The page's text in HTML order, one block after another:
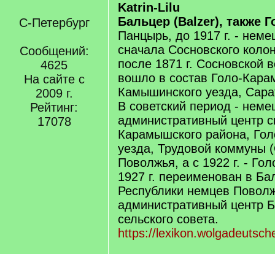
С-Петербург
Сообщений:
4625
На сайте с
2009 г.
Рейтинг:
17078
Katrin-Lilu
Бальцер (Balzer), также
Панцырь, до 1917 г. -
сначала Сосновского
после 1871 г. Сосновской
вошло в состав Голо-
Камышинского уезда,
В советский период -
административный центр
Карамышского района,
уезда, Трудовой коммуны
Поволжья, а с 1922 г. -
1927 г. переименован в
Республики немцев
административный центр
сельского совета.
https://